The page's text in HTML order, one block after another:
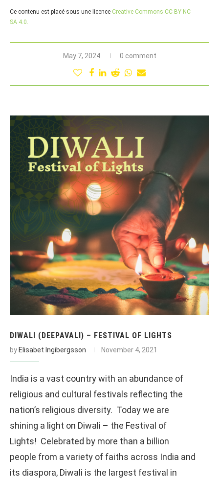
Ce contenu est placé sous une licence Creative Commons CC BY-NC-
SA 4.0.
May 7, 2024 0 comment
DIWALI (DEEPAVALI) – FESTIVAL OF LIGHTS
byElisabet Ingibergsson November 4, 2021
India is a vast country with an abundance of
religious and cultural festivals reflecting the
nation’s religious diversity. Today we are
shining a light on Diwali – the Festival of
Lights! Celebrated by more than a billion
people from a variety of faiths across India and
its diaspora, Diwali is the largest festival in